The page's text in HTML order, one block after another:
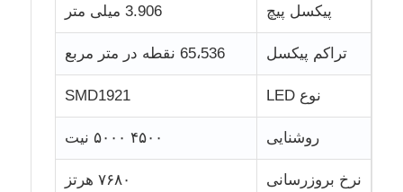
پیکسل پیچ 3.906 میلی متر
تراکم پیکسل 65،536 نقطه در متر مربع
نوع LED SMD1921
روشنایی ۴۵۰۰ ۵۰۰۰ نیت
نرخ بروزرسانی ۷۶۸۰ هرتز